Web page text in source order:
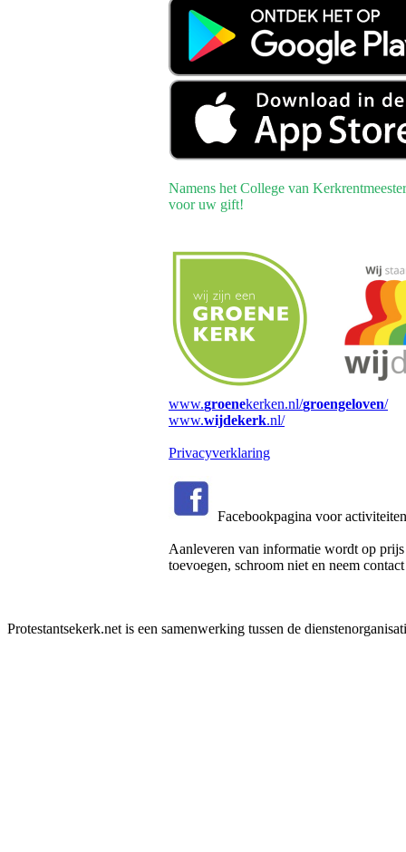
Namens het College van
voor uw gift!
www.groenekerken.nl/groengeloven/
www.wijdekerk.nl/
Privacyverklaring
Facebookpagina voor
Aanleveren van informatie wordt op
toevoegen, schroom niet en neem
Protestantsekerk.net is een samenwerking tussen de